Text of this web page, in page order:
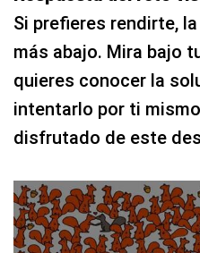
Si prefieres rendirte,
más abajo. Mira bajo
quieres conocer la
intentarlo por ti
disfrutado de este